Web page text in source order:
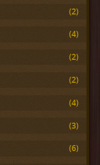
(2)
(4)
(2)
(2)
(4)
(3)
(6)